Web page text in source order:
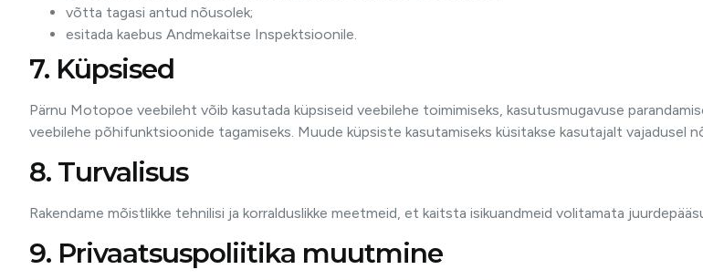
võtta tagasi antud nõusolek;
esitada kaebus Andmekaitse Inspektsioonile.
7. Küpsised
Pärnu Motopoe veebileht võib kasutada küpsiseid veebilehe toimimiseks, kasutusmugavuse
veebilehe põhifunktsioonide tagamiseks. Muude küpsiste kasutamiseks küsitakse kasutajalt vajadusel
8. Turvalisus
Rakendame mõistlikke tehnilisi ja korralduslikke meetmeid, et kaitsta isikuandmeid volitamata
9. Privaatsuspoliitika muutmine